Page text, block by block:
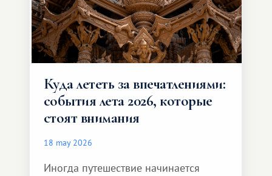
Куда лететь за впечатлениями:
события лета 2026, которые
стоят внимания
18 may 2026
Иногда путешествие начинается